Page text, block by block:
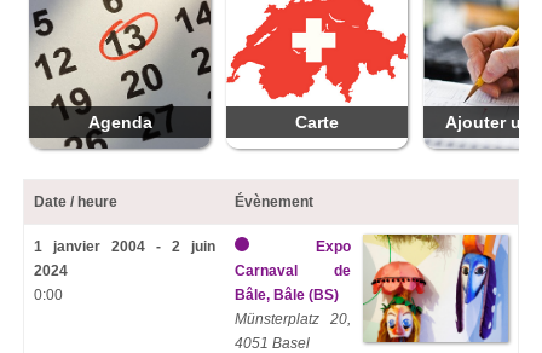
Agenda Carte Ajouter
Date / heure Évènement
1 janvier 2004 - 2 juin
2024
0:00
Expo
Carnaval de
Bâle, Bâle (BS)
Münsterplatz 20,
4051 Basel